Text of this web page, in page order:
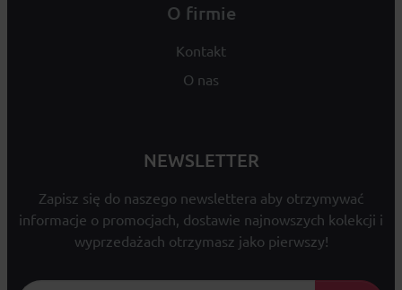
O firmie
Kontakt
O nas
NEWSLETTER
Zapisz się do naszego newslettera aby otrzymywać
informacje o promocjach, dostawie najnowszych kolekcji i
wyprzedażach otrzymasz jako pierwszy!